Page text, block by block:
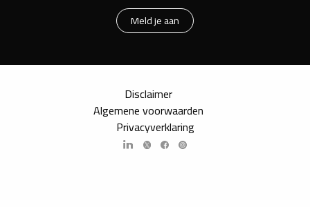
Meld je aan
Disclaimer
Algemene voorwaarden
Privacyverklaring